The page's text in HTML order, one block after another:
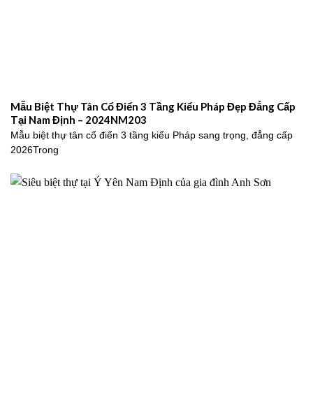
Mẫu Biệt Thự Tân Cổ Điển 3 Tầng Kiểu Pháp Đẹp Đẳng Cấp
Tại Nam Định – 2024NM203
Mẫu biệt thự tân cổ điển 3 tầng kiểu Pháp sang trọng, đẳng cấp
2026Trong